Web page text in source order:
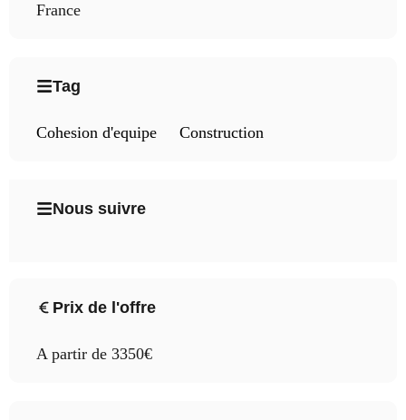
France
Tag
Cohesion d'equipe Construction
Nous suivre
Prix de l'offre
A partir de 3350€